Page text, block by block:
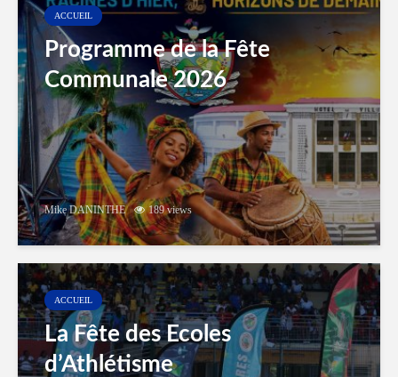
ACCUEIL
Programme de la Fête
Communale 2026
Mike DANINTHE 189 views
ACCUEIL
La Fête des Ecoles
d’Athlétisme